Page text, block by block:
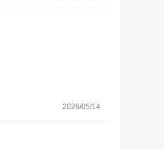
2026/05/14